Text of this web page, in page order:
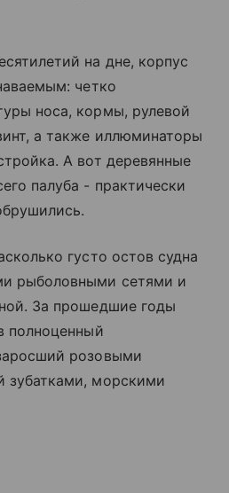
на дне, корпус
четко
носа, кормы, рулевой
а также иллюминаторы
А вот деревянные
палуба - практически
густо остов судна
рыболовными сетями и
За прошедшие годы
полноценный
розовыми
зубатками, морскими